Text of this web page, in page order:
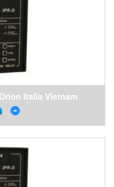
Italia Vietnam